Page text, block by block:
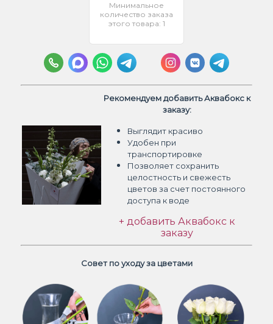
Минимальное
количество заказа
этого товара: 1
Рекомендуем добавить Аквабокс к
заказу:
Выглядит красиво
Удобен при
транспортировке
Позволяет сохранить
целостность и свежесть
цветов за счет постоянного
доступа к воде
+ добавить Аквабокс к
заказу
Совет по уходу за цветами